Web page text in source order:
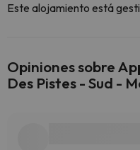
Este alojamiento está
Opiniones sobre
Des Pistes - Sud -